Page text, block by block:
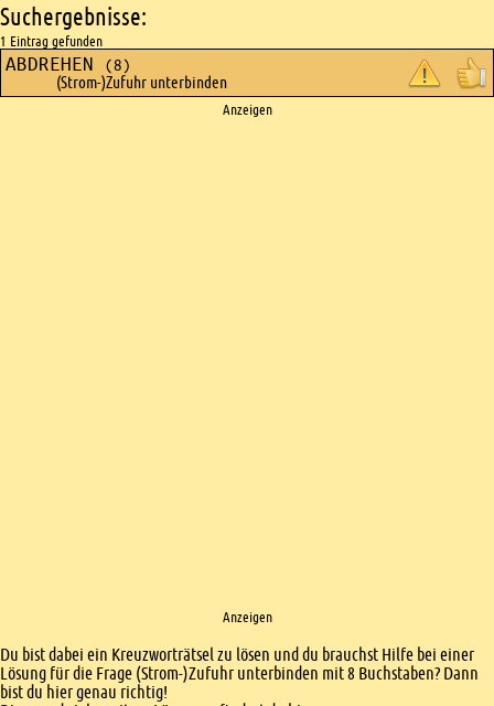
Suchergebnisse:
1 Eintrag gefunden
ABDREHEN (8)
(Strom-)Zufuhr unterbinden
Anzeigen
Anzeigen
Einleitung
Du bist dabei ein Kreuzworträtsel zu lösen und du brauchst Hilfe bei einer
Lösung für die Frage (Strom-)Zufuhr unterbinden mit 8 Buchstaben? Dann
bist du hier genau richtig!